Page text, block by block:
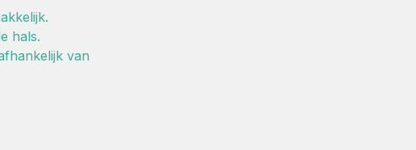
hals.
van